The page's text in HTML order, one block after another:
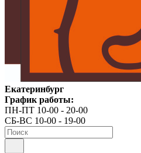
Екатеринбург
График работы:
ПН-ПТ 10-00 - 20-00
СБ-ВС 10-00 - 19-00